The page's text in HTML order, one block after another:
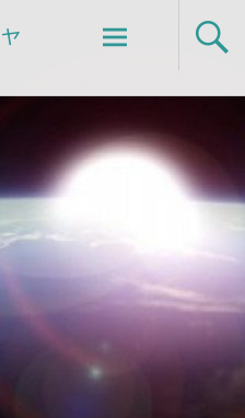
Skip
to